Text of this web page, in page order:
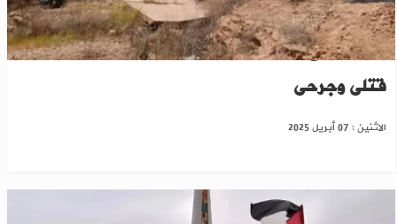
حادث مروّع على طريق دير الزور – دمشق يخلّف
قتلى وجرحى
الاثنين : 07 أبريل 2025